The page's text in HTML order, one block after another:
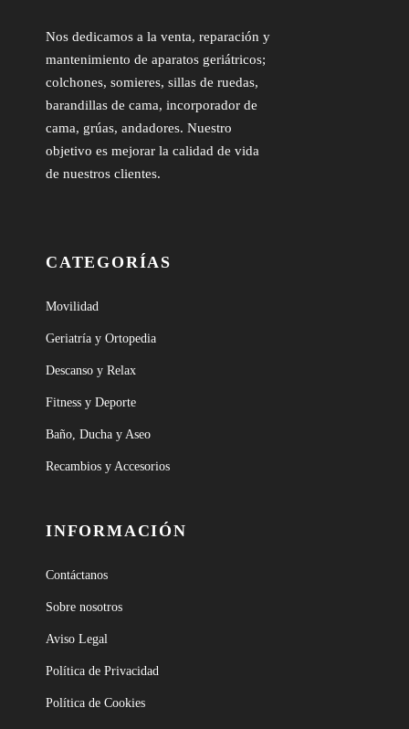
Nos dedicamos a la venta, reparación y
mantenimiento de aparatos geriátricos;
colchones, somieres, sillas de ruedas,
barandillas de cama, incorporador de
cama, grúas, andadores. Nuestro
objetivo es mejorar la calidad de vida
de nuestros clientes.
CATEGORÍAS
Movilidad
Geriatría y Ortopedia
Descanso y Relax
Fitness y Deporte
Baño, Ducha y Aseo
Recambios y Accesorios
INFORMACIÓN
Contáctanos
Sobre nosotros
Aviso Legal
Política de Privacidad
Política de Cookies